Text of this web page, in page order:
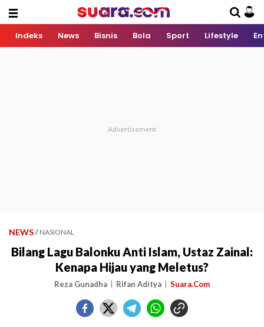
Indeks News Bisnis Bola Sport Lifestyle
NEWS / NASIONAL
Bilang Lagu Balonku Anti Islam, Ustaz Zainal:
Kenapa Hijau yang Meletus?
Reza Gunadha Rifan Aditya Suara.Com